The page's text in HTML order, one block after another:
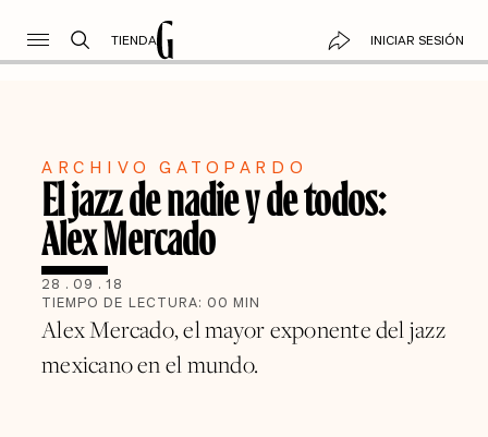
TIENDA INICIAR SESIÓN
ARCHIVO GATOPARDO
El jazz de nadie y de todos:
Alex Mercado
28 . 09 . 18
TIEMPO DE LECTURA: 00 MIN
Alex Mercado, el mayor exponente del jazz
mexicano en el mundo.